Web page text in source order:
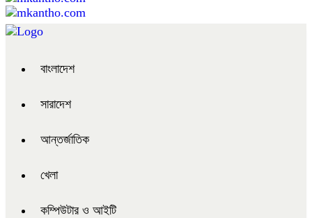
বাংলাদেশ
সারাদেশ
আন্তর্জাতিক
খেলা
কম্পিউটার ও আইটি